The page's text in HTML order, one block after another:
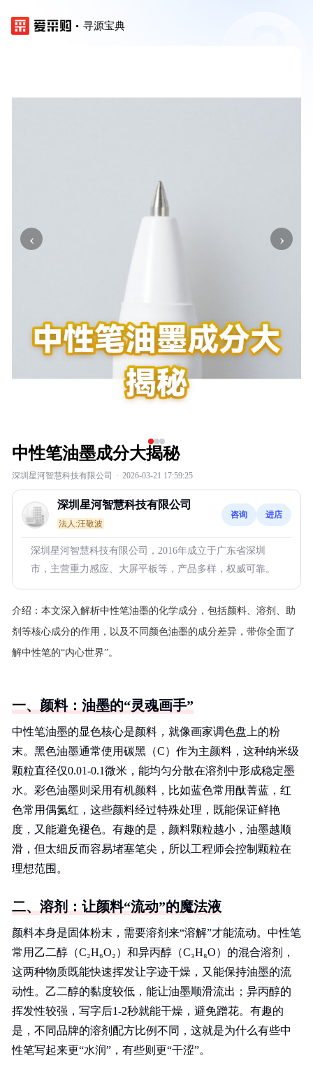
寻源宝典
‹ ›
中性笔油墨成分大揭秘
深圳星河智慧科技有限公司 · 2026-03-21 17:59:25
深圳星河智慧科技有限公司
法人:汪敬波
咨询 进店
深圳星河智慧科技有限公司，2016年成立于广东省深圳
市，主营重力感应、大屏平板等，产品多样，权威可靠。
介绍： 本文深入解析中性笔油墨的化学成分，包括颜料、溶剂、助
剂等核心成分的作用，以及不同颜色油墨的成分差异，带你全面了
解中性笔的“内心世界”。
一、颜料：油墨的“灵魂画手”
中性笔油墨的显色核心是颜料，就像画家调色盘上的粉
末。黑色油墨通常使用碳黑（C）作为主颜料，这种纳米级
颗粒直径仅0.01-0.1微米，能均匀分散在溶剂中形成稳定墨
水。彩色油墨则采用有机颜料，比如蓝色常用酞菁蓝，红
色常用偶氮红，这些颜料经过特殊处理，既能保证鲜艳
度，又能避免褪色。有趣的是，颜料颗粒越小，油墨越顺
滑，但太细反而容易堵塞笔尖，所以工程师会控制颗粒在
理想范围。
二、溶剂：让颜料“流动”的魔法液
颜料本身是固体粉末，需要溶剂来“溶解”才能流动。中性笔
常用乙二醇（C₂H₆O₂）和异丙醇（C₃H₈O）的混合溶剂，
这两种物质既能快速挥发让字迹干燥，又能保持油墨的流
动性。乙二醇的黏度较低，能让油墨顺滑流出；异丙醇的
挥发性较强，写字后1-2秒就能干燥，避免蹭花。有趣的
是，不同品牌的溶剂配方比例不同，这就是为什么有些中
性笔写起来更“水润”，有些则更“干涩”。